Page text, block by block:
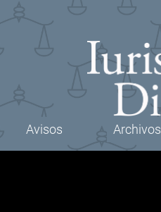
Avisos Archivos